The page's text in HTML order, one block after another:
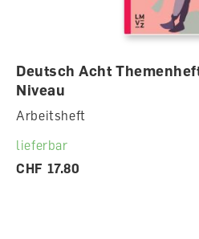
Deutsch Acht
Niveau
Arbeitsheft
lieferbar
CHF 17.80